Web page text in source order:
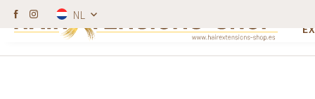
NL Kappers krijgen korting.